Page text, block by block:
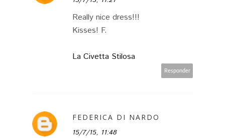
Really nice dress!!!
Kisses! F.
La Civetta Stilosa
Responder
FEDERICA DI NARDO
15/7/15, 11:48